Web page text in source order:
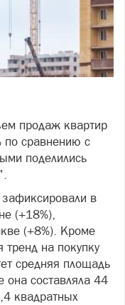
продаж квартир
по сравнению с
поделились
в
(+18%),
(+8%). Кроме
тренд на покупку
средняя площадь
она составляла 44
квадратных